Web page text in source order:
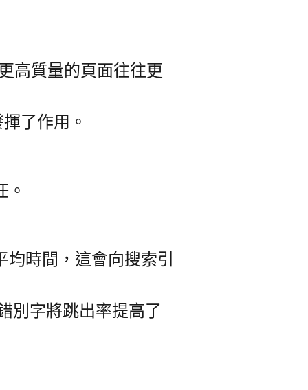
高質量的頁面往往更
了作用。
。
時間，這會向搜索引
別字將跳出率提高了